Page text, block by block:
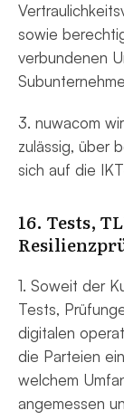
sowie
verbundenen
3. nuwacom
zulässig, über
sich auf die
16. Tests,
1. Soweit der
Tests,
digitalen
die Parteien
welchem
angemessen